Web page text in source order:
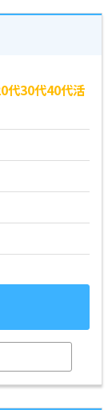
代30代40代活